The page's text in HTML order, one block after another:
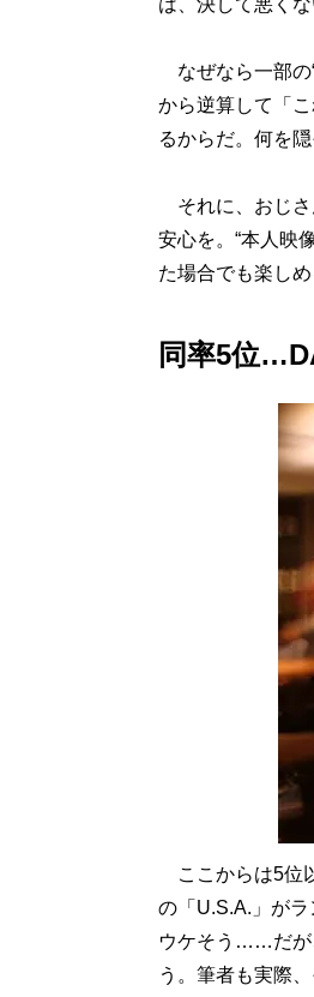
は、決して悪くな
なぜなら一部の
から逆算して「
るからだ。何を
それに、おじさ
安心を。“本人映
た場合でも楽しめ
同率5位
ここからは5位
の「U.S.A.」が
ウケそう……だが
う。筆者も実際